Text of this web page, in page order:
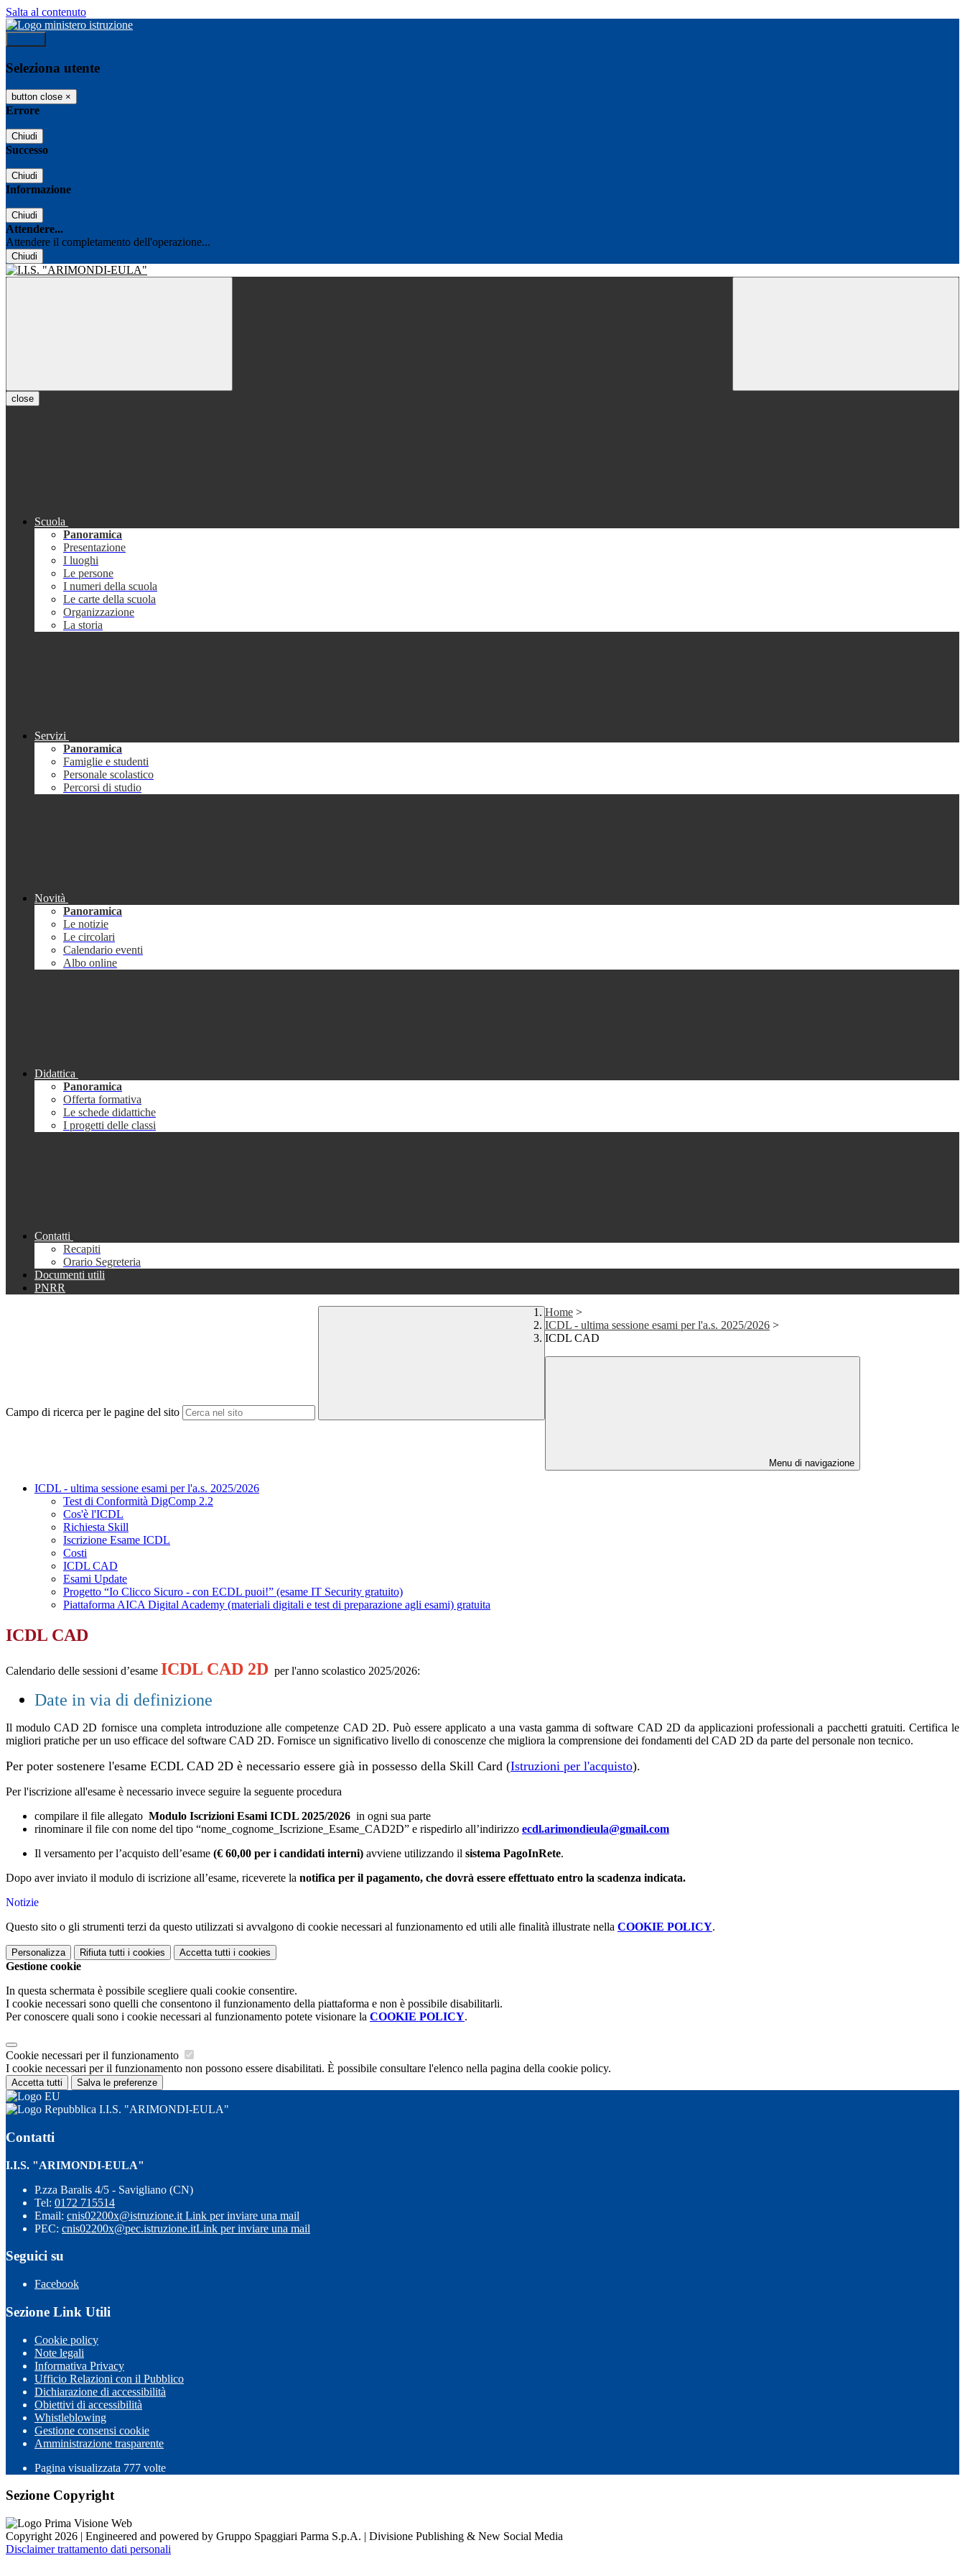
Salta al contenuto
Seleziona utente
button close ×
Errore
Chiudi
Successo
Chiudi
Informazione
Chiudi
Attendere...
Attendere il completamento dell'operazione...
Chiudi
close
Scuola
Panoramica
Presentazione
I luoghi
Le persone
I numeri della scuola
Le carte della scuola
Organizzazione
La storia
Servizi
Panoramica
Famiglie e studenti
Personale scolastico
Percorsi di studio
Novità
Panoramica
Le notizie
Le circolari
Calendario eventi
Albo online
Didattica
Panoramica
Offerta formativa
Le schede didattiche
I progetti delle classi
Contatti
Recapiti
Orario Segreteria
Documenti utili
PNRR
Campo di ricerca per le pagine del sito
Home >
ICDL - ultima sessione esami per l'a.s. 2025/2026 >
ICDL CAD
Menu di navigazione
ICDL - ultima sessione esami per l'a.s. 2025/2026
Test di Conformità DigComp 2.2
Cos'è l'ICDL
Richiesta Skill
Iscrizione Esame ICDL
Costi
ICDL CAD
Esami Update
Progetto “Io Clicco Sicuro - con ECDL puoi!” (esame IT Security gratuito)
Piattaforma AICA Digital Academy (materiali digitali e test di preparazione agli esami) gratuita
ICDL CAD
Calendario delle sessioni d’esame ICDL CAD 2D per l'anno scolastico 2025/2026:
Date in via di definizione
Il modulo CAD 2D fornisce una completa introduzione alle competenze CAD 2D. Può essere applicato a una vasta gamma di software CAD 2D da applicazioni professionali a pacchetti gratuiti. Certifica le
migliori pratiche per un uso efficace del software CAD 2D. Fornisce un significativo livello di conoscenze che migliora la comprensione dei fondamenti del CAD 2D da parte del personale non tecnico.
Per poter sostenere l'esame ECDL CAD 2D è necessario essere già in possesso della Skill Card (Istruzioni per l'acquisto).
Per l'iscrizione all'esame è necessario invece seguire la seguente procedura
compilare il file allegato Modulo Iscrizioni Esami ICDL 2025/2026 in ogni sua parte
rinominare il file con nome del tipo “nome_cognome_Iscrizione_Esame_CAD2D” e rispedirlo all’indirizzo ecdl.arimondieula@gmail.com
Il versamento per l’acquisto dell’esame (€ 60,00 per i candidati interni) avviene utilizzando il sistema PagoInRete.
Dopo aver inviato il modulo di iscrizione all’esame, riceverete la notifica per il pagamento, che dovrà essere effettuato entro la scadenza indicata.
Notizie
Questo sito o gli strumenti terzi da questo utilizzati si avvalgono di cookie necessari al funzionamento ed utili alle finalità illustrate nella COOKIE POLICY.
Personalizza Rifiuta tutti i cookies Accetta tutti i cookies
Gestione cookie
In questa schermata è possibile scegliere quali cookie consentire.
I cookie necessari sono quelli che consentono il funzionamento della piattaforma e non è possibile disabilitarli.
Per conoscere quali sono i cookie necessari al funzionamento potete visionare la COOKIE POLICY.
Cookie necessari per il funzionamento
I cookie necessari per il funzionamento non possono essere disabilitati. È possibile consultare l'elenco nella pagina della cookie policy.
Accetta tutti Salva le preferenze
I.I.S. "ARIMONDI-EULA"
Contatti
I.I.S. "ARIMONDI-EULA"
P.zza Baralis 4/5 - Savigliano (CN)
Tel: 0172 715514
Email: cnis02200x@istruzione.it Link per inviare una mail
PEC: cnis02200x@pec.istruzione.itLink per inviare una mail
Seguici su
Facebook
Sezione Link Utili
Cookie policy
Note legali
Informativa Privacy
Ufficio Relazioni con il Pubblico
Dichiarazione di accessibilità
Obiettivi di accessibilità
Whistleblowing
Gestione consensi cookie
Amministrazione trasparente
Pagina visualizzata 777 volte
Sezione Copyright
Copyright 2026 | Engineered and powered by Gruppo Spaggiari Parma S.p.A. | Divisione Publishing & New Social Media
Disclaimer trattamento dati personali